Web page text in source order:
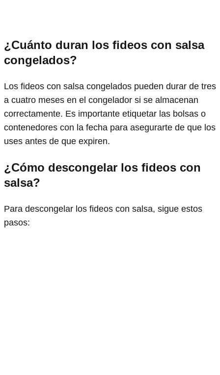
¿Cuánto duran los fideos con salsa
congelados?
Los fideos con salsa congelados pueden durar de tres
a cuatro meses en el congelador si se almacenan
correctamente. Es importante etiquetar las bolsas o
contenedores con la fecha para asegurarte de que los
uses antes de que expiren.
¿Cómo descongelar los fideos con
salsa?
Para descongelar los fideos con salsa, sigue estos
pasos: